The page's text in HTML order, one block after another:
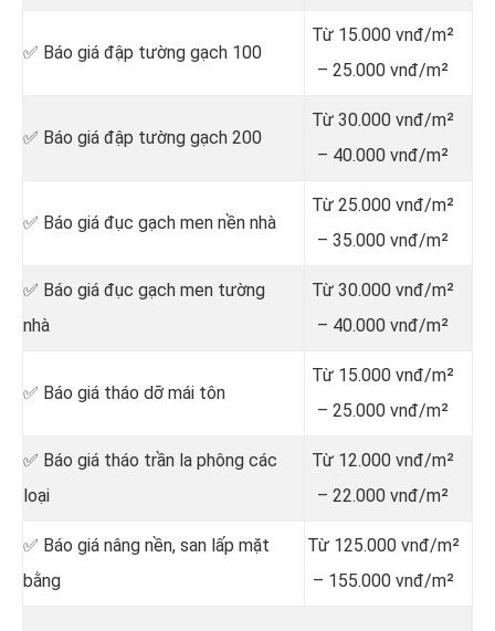
✅ Báo giá đập tường gạch 100
Từ 15.000 vnđ/m²
– 25.000 vnđ/m²
✅ Báo giá đập tường gạch 200
Từ 30.000 vnđ/m²
– 40.000 vnđ/m²
✅ Báo giá đục gạch men nền nhà
Từ 25.000 vnđ/m²
– 35.000 vnđ/m²
✅ Báo giá đục gạch men tường
nhà
Từ 30.000 vnđ/m²
– 40.000 vnđ/m²
✅ Báo giá tháo dỡ mái tôn
Từ 15.000 vnđ/m²
– 25.000 vnđ/m²
✅ Báo giá tháo trần la phông các
loại
Từ 12.000 vnđ/m²
– 22.000 vnđ/m²
✅ Báo giá nâng nền, san lấp mặt
bằng
Từ 125.000 vnđ/m²
– 155.000 vnđ/m²